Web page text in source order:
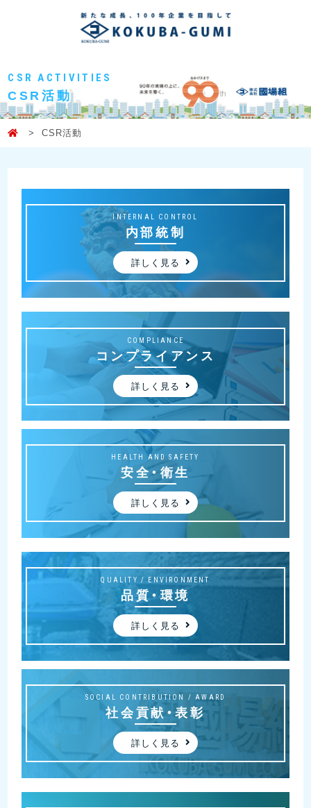
CSR ACTIVITIES
CSR活動
CSR活動
INTERNAL CONTROL
内部統制
詳しく見る
COMPLIANCE
コンプライアンス
詳しく見る
HEALTH AND SAFETY
安全・衛生
詳しく見る
QUALITY / ENVIRONMENT
品質・環境
詳しく見る
SOCIAL CONTRIBUTION / AWARD
社会貢献・表彰
詳しく見る